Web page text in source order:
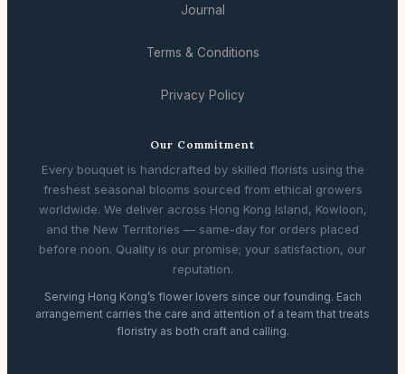
Journal
Terms & Conditions
Privacy Policy
Our Commitment
Every bouquet is handcrafted by skilled florists using the
freshest seasonal blooms sourced from ethical growers
worldwide. We deliver across Hong Kong Island, Kowloon,
and the New Territories — same-day for orders placed
before noon. Quality is our promise; your satisfaction, our
reputation.
Serving Hong Kong’s flower lovers since our founding. Each
arrangement carries the care and attention of a team that treats
floristry as both craft and calling.